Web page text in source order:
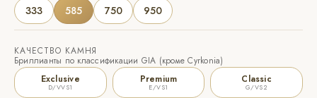
333 585 750 950
КАЧЕСТВО КАМНЯ
Бриллианты по классификации GIA (кроме Cyrkonia)
Exclusive
D/VVS1
Premium
E/VS1
Classic
G/VS2